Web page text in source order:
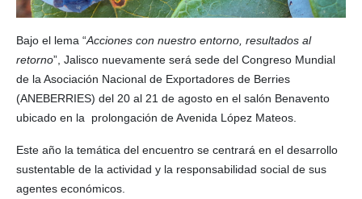
Bajo el lema “Acciones con nuestro entorno, resultados al
retorno”, Jalisco nuevamente será sede del Congreso Mundial
de la Asociación Nacional de Exportadores de Berries
(ANEBERRIES) del 20 al 21 de agosto en el salón Benavento
ubicado en la prolongación de Avenida López Mateos.
Este año la temática del encuentro se centrará en el desarrollo
sustentable de la actividad y la responsabilidad social de sus
agentes económicos.